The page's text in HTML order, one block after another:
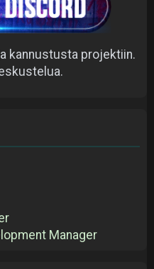
kannustusta projektiin.
Manager